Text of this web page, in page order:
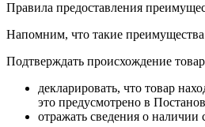
Правила предоставления
Напомним, что такие преимущества
Подтверждать происхождение
декларировать, что товар
это предусмотрено в
отражать сведения о наличии